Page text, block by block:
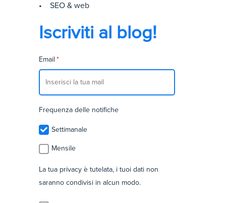
• SEO & web
Iscriviti al blog!
Email *
Frequenza delle notifiche
Settimanale
Mensile
La tua privacy è tutelata, i tuoi dati non
saranno condivisi in alcun modo.